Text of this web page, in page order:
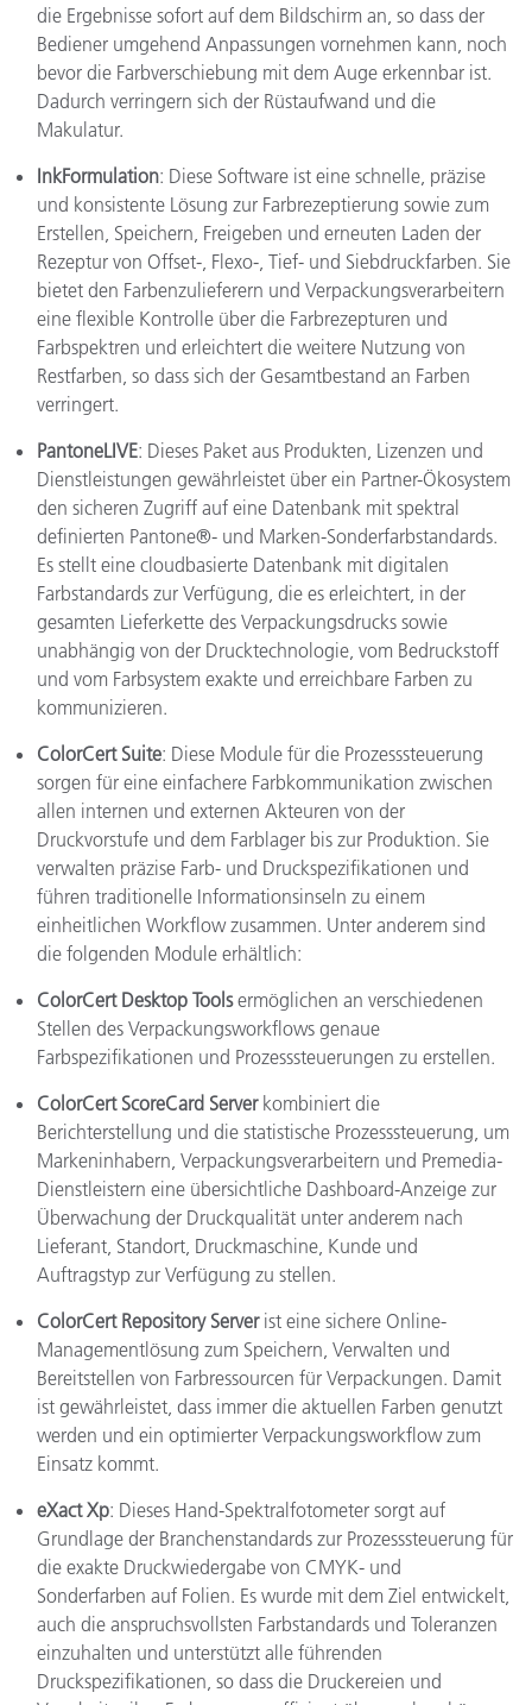
die Ergebnisse sofort auf dem Bildschirm an, so dass der
Bediener umgehend Anpassungen vornehmen kann, noch
bevor die Farbverschiebung mit dem Auge erkennbar ist.
Dadurch verringern sich der Rüstaufwand und die
Makulatur.
InkFormulation: Diese Software ist eine schnelle, präzise
und konsistente Lösung zur Farbrezeptierung sowie zum
Erstellen, Speichern, Freigeben und erneuten Laden der
Rezeptur von Offset-, Flexo-, Tief- und Siebdruckfarben. Sie
bietet den Farbenzulieferern und Verpackungsverarbeitern
eine flexible Kontrolle über die Farbrezepturen und
Farbspektren und erleichtert die weitere Nutzung von
Restfarben, so dass sich der Gesamtbestand an Farben
verringert.
PantoneLIVE: Dieses Paket aus Produkten, Lizenzen und
Dienstleistungen gewährleistet über ein Partner-Ökosystem
den sicheren Zugriff auf eine Datenbank mit spektral
definierten Pantone®- und Marken-Sonderfarbstandards.
Es stellt eine cloudbasierte Datenbank mit digitalen
Farbstandards zur Verfügung, die es erleichtert, in der
gesamten Lieferkette des Verpackungsdrucks sowie
unabhängig von der Drucktechnologie, vom Bedruckstoff
und vom Farbsystem exakte und erreichbare Farben zu
kommunizieren.
ColorCert Suite: Diese Module für die Prozesssteuerung
sorgen für eine einfachere Farbkommunikation zwischen
allen internen und externen Akteuren von der
Druckvorstufe und dem Farblager bis zur Produktion. Sie
verwalten präzise Farb- und Druckspezifikationen und
führen traditionelle Informationsinseln zu einem
einheitlichen Workflow zusammen. Unter anderem sind
die folgenden Module erhältlich:
ColorCert Desktop Toolsermöglichen an verschiedenen
Stellen des Verpackungsworkflows genaue
Farbspezifikationen und Prozesssteuerungen zu erstellen.
ColorCert ScoreCard Serverkombiniert die
Berichterstellung und die statistische Prozesssteuerung, um
Markeninhabern, Verpackungsverarbeitern und Premedia-
Dienstleistern eine übersichtliche Dashboard-Anzeige zur
Überwachung der Druckqualität unter anderem nach
Lieferant, Standort, Druckmaschine, Kunde und
Auftragstyp zur Verfügung zu stellen.
ColorCert Repository Serverist eine sichere Online-
Managementlösung zum Speichern, Verwalten und
Bereitstellen von Farbressourcen für Verpackungen. Damit
ist gewährleistet, dass immer die aktuellen Farben genutzt
werden und ein optimierter Verpackungsworkflow zum
Einsatz kommt.
eXact Xp: Dieses Hand-Spektralfotometer sorgt auf
Grundlage der Branchenstandards zur Prozesssteuerung für
die exakte Druckwiedergabe von CMYK- und
Sonderfarben auf Folien. Es wurde mit dem Ziel entwickelt,
auch die anspruchsvollsten Farbstandards und Toleranzen
einzuhalten und unterstützt alle führenden
Druckspezifikationen, so dass die Druckereien und